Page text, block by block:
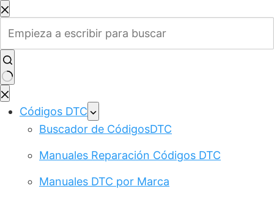
Saltar
al
contenido
Sin
resultados
Códigos DTC
Buscador de CódigosDTC
Manuales Reparación Códigos DTC
Manuales DTC por Marca